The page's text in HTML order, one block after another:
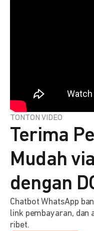
TONTON VIDEO
Terima
Mudah
dengan
Chatbot WhatsApp
link pembayaran, dan
ribet.